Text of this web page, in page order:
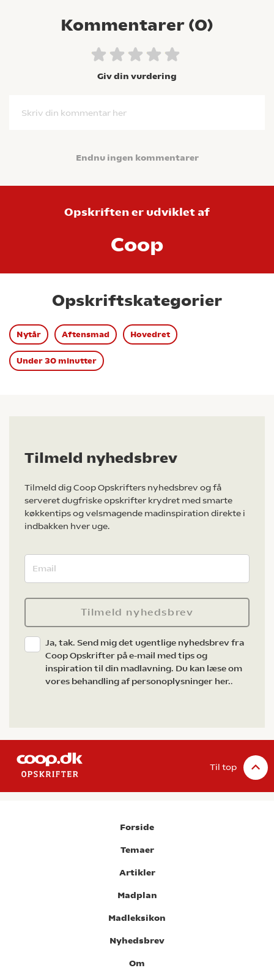
Kommentarer (0)
Giv din vurdering
Skriv din kommentar her
Endnu ingen kommentarer
Opskriften er udviklet af
Coop
Opskriftskategorier
Nytår Aftensmad Hovedret
Under 30 minutter
Tilmeld nyhedsbrev
Tilmeld dig Coop Opskrifters nyhedsbrev og få
serveret dugfriske opskrifter krydret med smarte
køkkentips og velsmagende madinspiration direkte i
indbakken hver uge.
Tilmeld nyhedsbrev
Ja, tak. Send mig det ugentlige nyhedsbrev fra
Coop Opskrifter på e-mail med tips og
inspiration til din madlavning. Du kan læse om
vores behandling af personoplysninger her..
Til top
Forside
Temaer
Artikler
Madplan
Madleksikon
Nyhedsbrev
Om